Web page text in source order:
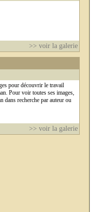
>> voir la galerie
pour découvrir le travail
Pour voir toutes ses images,
dans recherche par auteur ou
>> voir la galerie